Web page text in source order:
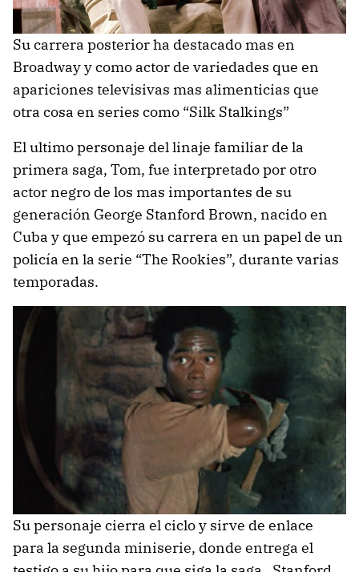
Su carrera posterior ha destacado mas en
Broadway y como actor de variedades que en
apariciones televisivas mas alimenticias que
otra cosa en series como “Silk Stalkings”
El ultimo personaje del linaje familiar de la
primera saga, Tom, fue interpretado por otro
actor negro de los mas importantes de su
generación George Stanford Brown, nacido en
Cuba y que empezó su carrera en un papel de un
policía en la serie “The Rookies”, durante varias
temporadas.
Su personaje cierra el ciclo y sirve de enlace
para la segunda miniserie, donde entrega el